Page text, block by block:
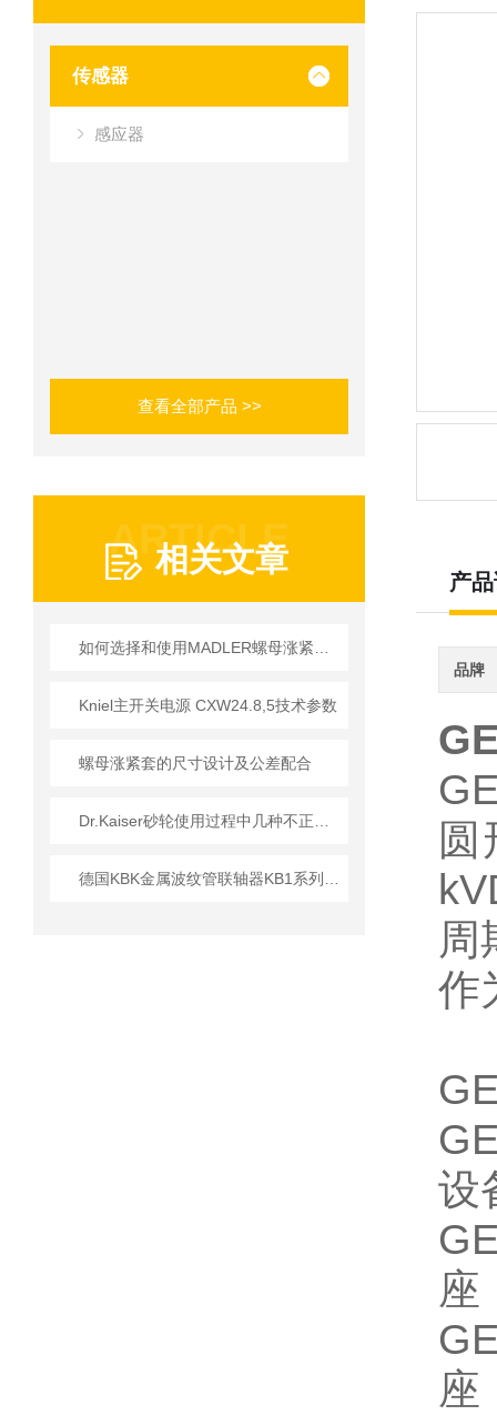
传感器
感应器
查看全部产品 >>
ARTICLE
相关文章
Kniel主开关电源 CXW24.8,5技术参数
螺母涨紧套的尺寸设计及公差配合
产
品牌
周
作
设
座
座